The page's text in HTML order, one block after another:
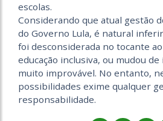
escolas.
Considerando que atual gestão
do Governo Lula, é natural
foi desconsiderada no tocante
educação inclusiva, ou mudou de
muito improvável. No entanto,
possibilidades exime qualquer
responsabilidade.